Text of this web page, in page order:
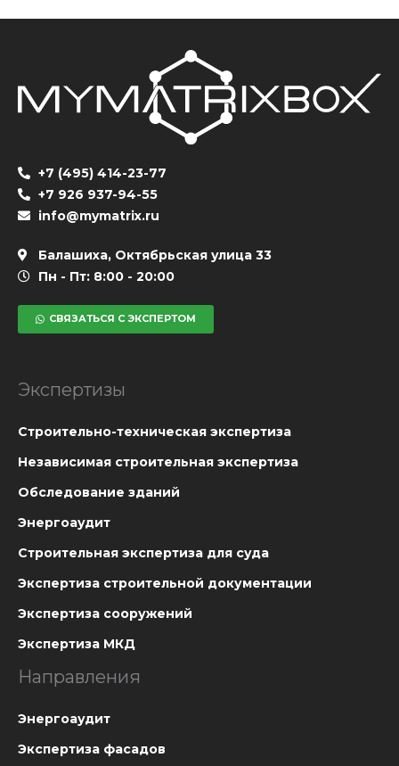
+7 (495) 414-23-77
+7 926 937-94-55
info@mymatrix.ru
Балашиха, Октябрьская улица 33
Пн - Пт: 8:00 - 20:00
СВЯЗАТЬСЯ С ЭКСПЕРТОМ
Экспертизы
Cтроительно-техническая экспертиза
Независимая строительная экспертиза
Обследование зданий
Энергоаудит
Строительная экспертиза для суда
Экспертиза строительной документации
Экспертиза сооружений
Экспертиза МКД
Направления
Энергоаудит
Экспертиза фасадов